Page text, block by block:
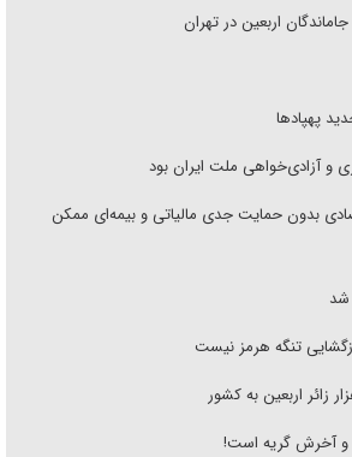
اربعین در تهران
پهپاد‌ها
و آزادی‌خواهی ملت ایران بود
بدون حمایت جدی مالیاتی و بیمه‌ای ممکن
شد
تنگه هرمز نیست
آخرش گریه است!